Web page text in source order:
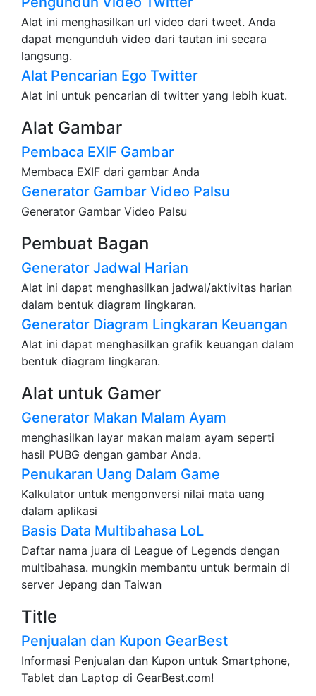
Alat ini menghasilkan url video dari tweet. Anda
dapat mengunduh video dari tautan ini secara
langsung.
Alat Pencarian Ego Twitter
Alat ini untuk pencarian di twitter yang lebih kuat.
Alat Gambar
Pembaca EXIF Gambar
Membaca EXIF dari gambar Anda
Generator Gambar Video Palsu
Generator Gambar Video Palsu
Pembuat Bagan
Generator Jadwal Harian
Alat ini dapat menghasilkan jadwal/aktivitas harian
dalam bentuk diagram lingkaran.
Generator Diagram Lingkaran Keuangan
Alat ini dapat menghasilkan grafik keuangan dalam
bentuk diagram lingkaran.
Alat untuk Gamer
Generator Makan Malam Ayam
menghasilkan layar makan malam ayam seperti
hasil PUBG dengan gambar Anda.
Penukaran Uang Dalam Game
Kalkulator untuk mengonversi nilai mata uang
dalam aplikasi
Basis Data Multibahasa LoL
Daftar nama juara di League of Legends dengan
multibahasa. mungkin membantu untuk bermain di
server Jepang dan Taiwan
Title
Penjualan dan Kupon GearBest
Informasi Penjualan dan Kupon untuk Smartphone,
Tablet dan Laptop di GearBest.com!